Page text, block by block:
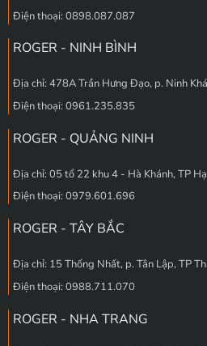
Điện thoại: 0898.087.087
ROGER - NINH BÌNH
Địa chỉ: 478A Trần Hưng Đạo, p. Ninh
Điện thoại: 0961.235.835
ROGER - QUẢNG NINH
Địa chỉ: 05 tổ 22 khu 4 - Hà Khánh, TP
Điện thoại: 0979.601.696
ROGER - TÂY BẮC
Địa chỉ: 15 Thống Nhất, p. Tân Lập, TP
Điện thoại: 0988.711.070
ROGER - NHA TRANG